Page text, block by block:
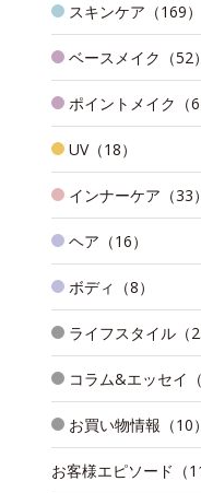
スキンケア（169）
ベースメイク（52）
ポイントメイク（
UV（18）
インナーケア（33）
ヘア（16）
ボディ（8）
ライフスタイル（
コラム&エッセイ（
お買い物情報（10）
お客様エピソード（11